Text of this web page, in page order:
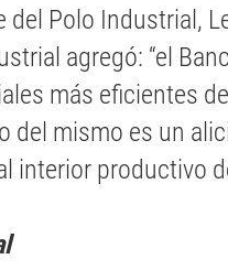
del Polo Industrial,
agregó: “el
más eficientes
del mismo es un
interior productivo